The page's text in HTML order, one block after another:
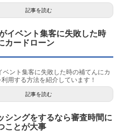
記事を読む
イベント集客に失敗した時
カードローン
ベント集客に失敗した時の補てんにカ
用する方法を紹介しています！
記事を読む
シングをするなら審査時間に
ことが大事